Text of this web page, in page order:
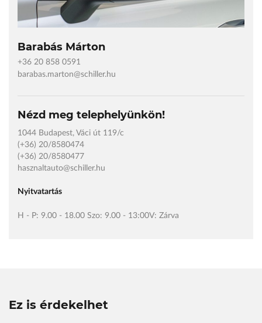
Barabás Márton
+36 20 858 0591
barabas.marton@schiller.hu
Nézd meg telephelyünkön!
1044 Budapest, Váci út 119/c
(+36) 20/8580474
(+36) 20/8580477
hasznaltauto@schiller.hu
Nyitvatartás
H - P: 9.00 - 18.00 Szo: 9.00 - 13:00V: Zárva
Ez is érdekelhet